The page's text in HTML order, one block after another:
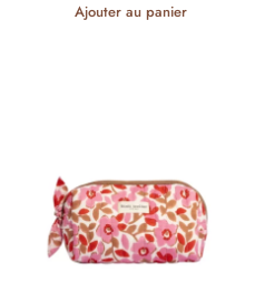
Ajouter au panier